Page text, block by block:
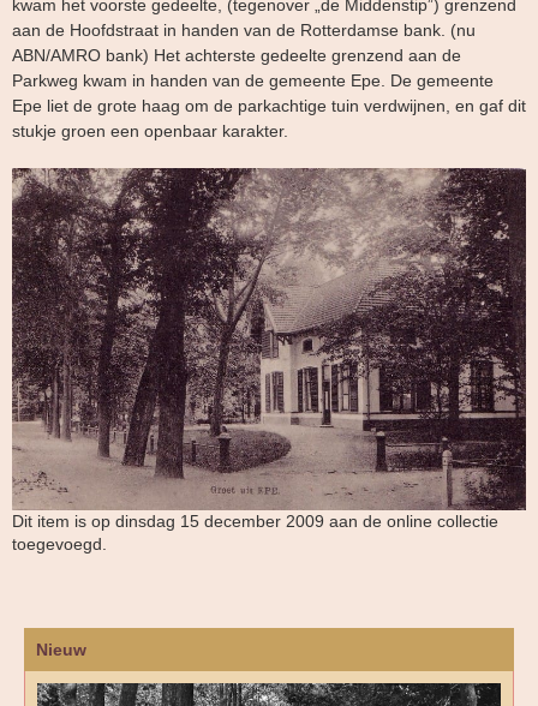
kwam het voorste gedeelte, (tegenover „de Middenstip”) grenzend
aan de Hoofdstraat in handen van de Rotterdamse bank. (nu
ABN/AMRO bank) Het achterste gedeelte grenzend aan de
Parkweg kwam in handen van de gemeente Epe. De gemeente
Epe liet de grote haag om de parkachtige tuin verdwijnen, en gaf dit
stukje groen een openbaar karakter.
Dit item is op dinsdag 15 december 2009 aan de online collectie
toegevoegd.
Nieuw